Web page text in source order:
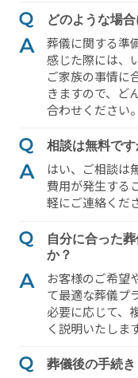
どのような場
葬儀に関する準
感じた際には、
ご家族の事情に
きますので、ど
合わせください。
相談は無料です
はい、ご相談は
費⽤が発⽣する
軽にご連絡くだ
⾃分に合った
か？
お客様のご希望
て最適な葬儀プ
必要に応じて、
く説明いたしま
葬儀後の⼿続